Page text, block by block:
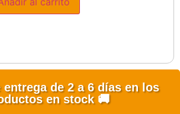
entrega de 2 a 6 días en los
en stock 🚚